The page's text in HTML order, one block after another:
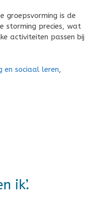
groepsvorming is de
storming precies, wat
activiteiten passen bij
en sociaal leren,
ik’.